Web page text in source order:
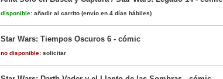
disponible: añadir al carrito (envío en 4 días hábiles)
Star Wars: Tiempos Oscuros 6 - cómic
no disponible: solicitar